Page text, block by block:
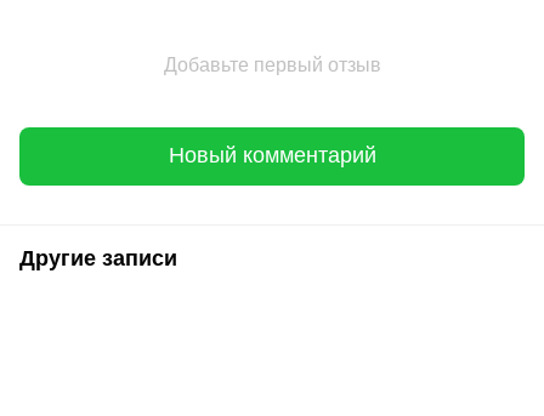
Добавьте первый отзыв
Новый комментарий
Другие записи